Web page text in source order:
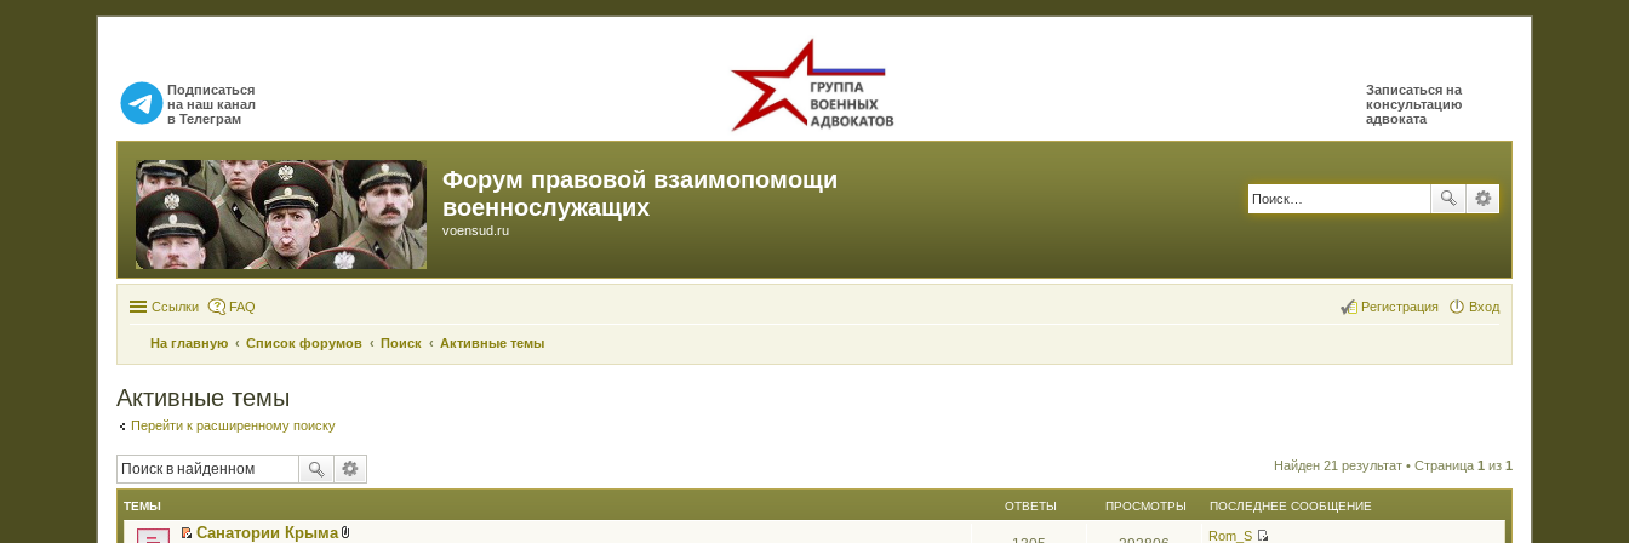
Подписаться
на наш канал
в Телеграм
Записаться на
консультацию
адвоката
Форум правовой взаимопомощи
военнослужащих
voensud.ru
Ссылки FAQ Вход
Регистрация
На главную Список форумов Поиск Активные темы
Активные темы
Перейти к расширенному поиску
Найден 21 результат • Страница 1 из 1
ТЕМЫ ОТВЕТЫ ПРОСМОТРЫ ПОСЛЕДНЕЕ СООБЩЕНИЕ
Санатории Крыма
Rom_S